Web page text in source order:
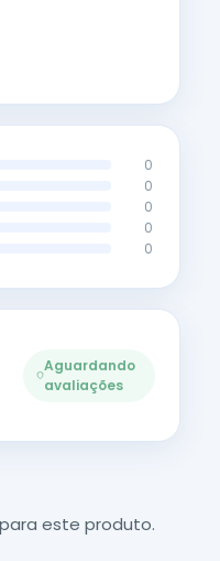
0
0
0
0
0
Aguardando
avaliações
este produto.